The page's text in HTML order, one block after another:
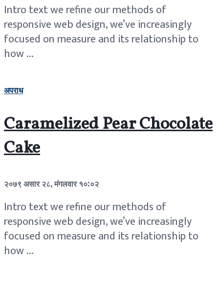
Intro text we refine our methods of
responsive web design, we’ve increasingly
focused on measure and its relationship to
how ...
अपराध
Caramelized Pear Chocolate
Cake
२०७९ असार २८, मंगलवार १०:०२
Intro text we refine our methods of
responsive web design, we’ve increasingly
focused on measure and its relationship to
how ...